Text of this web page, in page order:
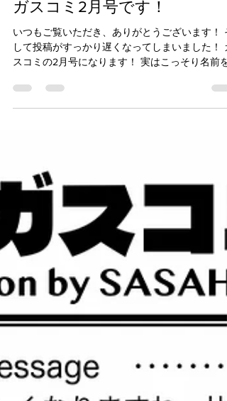
ガスコミ2月号です！
いつもご覧いただき、ありがとうございます！
して投稿がすっかり遅くなってしまいました！
更（ガスコミ→ササコミ）しました！ 「少しでも
料代の節約になるように、、」とボイラーの電源
てしまいがちなことですが、冬場はご用心です！
余計な修理や買い替え等が起きないように、 冬
の使い方も気をつけましょうね！（投稿が遅くな
ってしまい、もう春ですが、、、）